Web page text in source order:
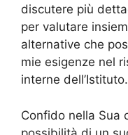
discutere più
per valutare
alternative che
mie esigenze nel
interne dell’Istituto.
Confido nella Sua